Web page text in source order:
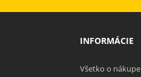
INFORMÁCIE
Všetko o nákupe